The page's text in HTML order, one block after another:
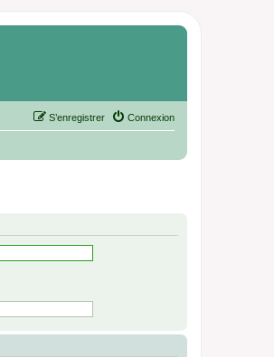
Connexion
S’enregistrer